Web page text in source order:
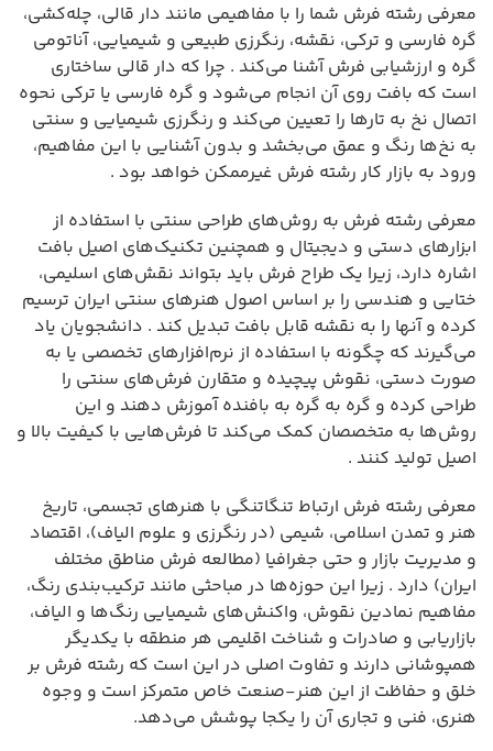
معرفی رشته فرش شما را با مفاهیمی مانند دار قالی، چله‌کشی،
گره فارسی و ترکی، نقشه، رنگرزی طبیعی و شیمیایی، آناتومی
گره و ارزشیابی فرش آشنا می‌کند . چرا که دار قالی ساختاری
است که بافت روی آن انجام می‌شود و گره فارسی یا ترکی نحوه
اتصال نخ به تارها را تعیین می‌کند و رنگرزی شیمیایی و سنتی
به نخ‌ها رنگ و عمق می‌بخشد و بدون آشنایی با این مفاهیم،
ورود به بازار کار رشته فرش غیرممکن خواهد بود .
معرفی رشته فرش به روش‌های طراحی سنتی با استفاده از
ابزارهای دستی و دیجیتال و همچنین تکنیک‌های اصیل بافت
اشاره دارد، زیرا یک طراح فرش باید بتواند نقش‌های اسلیمی،
ختایی و هندسی را بر اساس اصول هنرهای سنتی ایران ترسیم
کرده و آنها را به نقشه قابل بافت تبدیل کند . دانشجویان یاد
می‌گیرند که چگونه با استفاده از نرم‌افزارهای تخصصی یا به
صورت دستی، نقوش پیچیده و متقارن فرش‌های سنتی را
طراحی کرده و گره به گره به بافنده آموزش دهند و این
روش‌ها به متخصصان کمک می‌کند تا فرش‌هایی با کیفیت بالا و
اصیل تولید کنند .
معرفی رشته فرش ارتباط تنگاتنگی با هنرهای تجسمی، تاریخ
هنر و تمدن اسلامی، شیمی (در رنگرزی و علوم الیاف)، اقتصاد
و مدیریت بازار و حتی جغرافیا (مطالعه فرش مناطق مختلف
ایران) دارد . زیرا این حوزه‌ها در مباحثی مانند ترکیب‌بندی رنگ،
مفاهیم نمادین نقوش، واکنش‌های شیمیایی رنگ‌ها و الیاف،
بازاریابی و صادرات و شناخت اقلیمی هر منطقه با یکدیگر
همپوشانی دارند و تفاوت اصلی در این است که رشته فرش بر
خلق و حفاظت از این هنر-صنعت خاص متمرکز است و وجوه
هنری، فنی و تجاری آن را یکجا پوشش می‌دهد.